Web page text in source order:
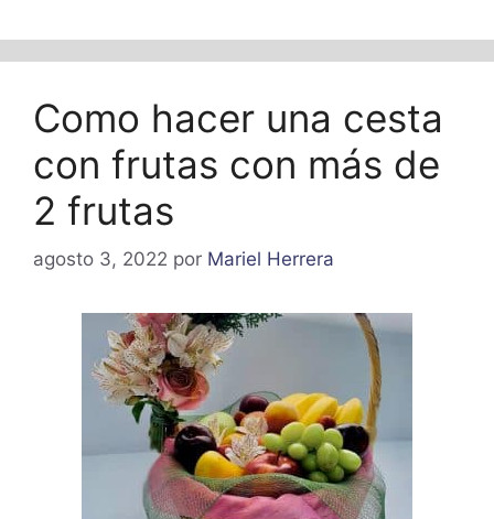
Como hacer una cesta
con frutas con más de
2 frutas
agosto 3, 2022 por Mariel Herrera